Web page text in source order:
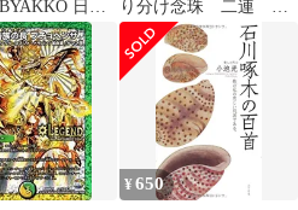
日本
箱 手提げ袋
り分け念珠 二連 数
珠 女性用 仏具 法
事 冠婚葬祭
¥650